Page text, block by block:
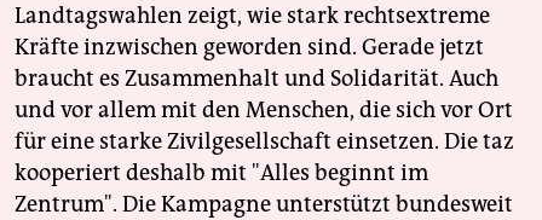
Landtagswahlen zeigt, wie stark rechtsextreme
Kräfte inzwischen geworden sind. Gerade jetzt
braucht es Zusammenhalt und Solidarität. Auch
und vor allem mit den Menschen, die sich vor Ort
für eine starke Zivilgesellschaft einsetzen. Die taz
kooperiert deshalb mit "Alles beginnt im
Zentrum". Die Kampagne unterstützt bundesweit